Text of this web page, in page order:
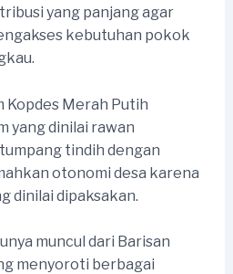
yang panjang agar
kebutuhan pokok
Kopdes Merah Putih
yang dinilai rawan
tindih dengan
otonomi desa karena
dinilai dipaksakan.
muncul dari Barisan
menyoroti berbagai